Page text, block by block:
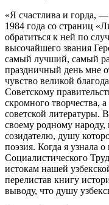
«Я счастлива и горда,
1984 года со страниц
обратиться к ней по
высочайшего звания
самый лучший, самый
праздничный день мне
чувство великой
Советскому
скромного творчества,
советской литературы.
своему родному
созидателю, душу
поэзия. Когда я узнала
Социалистического
истокам нашей
перелистав книгу
выводу, что душу